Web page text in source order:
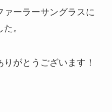
ーラーサングラスに
。
がとうございます！